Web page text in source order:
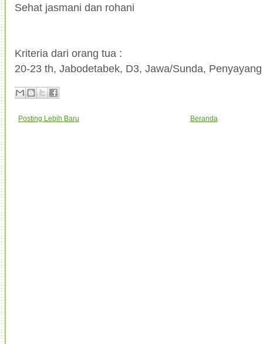
Sehat jasmani dan rohani
Kriteria dari orang tua :
20-23 th, Jabodetabek, D3, Jawa/Sunda,
Posting Lebih Baru Beranda